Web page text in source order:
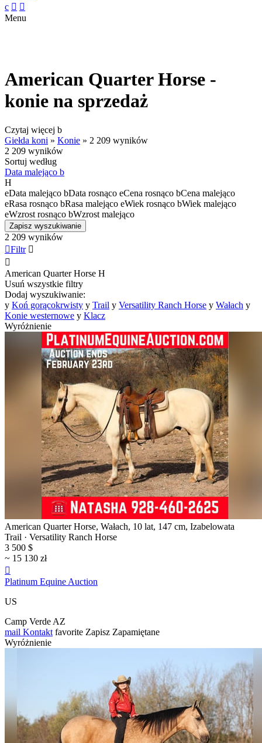
c  
Menu
American Quarter Horse -
konie na sprzedaż
Czytaj więcej b
Giełda koni » Konie » 2 209 wyników
2 209 wyników
Sortuj według
Data malejąco b
H
eData malejąco bData rosnąco eCena rosnąco bCena malejąco
eRasa rosnąco bRasa malejąco eWiek rosnąco bWiek malejąco
eWzrost rosnąco bWzrost malejąco
Zapisz wyszukiwanie
2 209 wyników
Filtr 

American Quarter Horse H
Usuń wszystkie filtry
Dodaj wyszukiwanie:
y Koń gorącokrwisty y Trail y Versatility Ranch Horse y Wałach y
Konie westernowe y Klacz
Wyróżnienie
American Quarter Horse, Wałach, 10 lat, 147 cm, Izabelowata
Trail · Versatility Ranch Horse
3 500 $
~ 15 130 zł

Platinum Equine Auction
US
Camp Verde AZ
mail Kontakt favorite Zapisz Zapamiętane
Wyróżnienie